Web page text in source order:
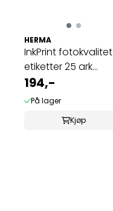
HERMA
InkPrint fotokvalitet
etiketter 25 ark
66x33.8 ...
194,-
På lager
Kjøp